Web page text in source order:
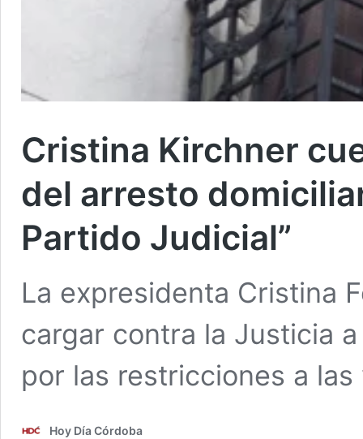
Cristina Kirchner
del arresto
Partido Judicial”
La expresidenta Cristina
cargar contra la Justicia
por las restricciones a las
Hoy Día Córdoba